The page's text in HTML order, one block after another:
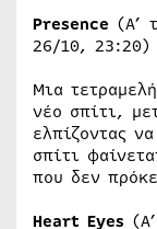
Presence (Α’
26/10, 23:20)
Μια
νέο σπίτι,
ελπίζοντας
σπίτι
που δεν
Heart Eyes